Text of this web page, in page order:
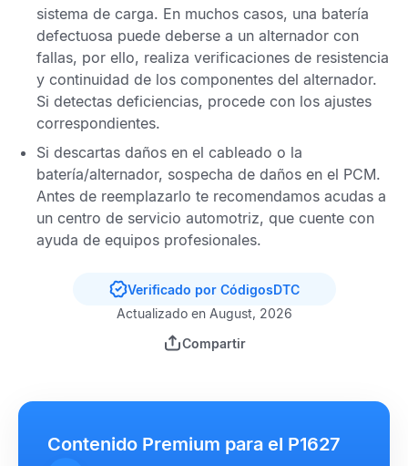
sistema de carga. En muchos casos, una batería
defectuosa puede deberse a un alternador con
fallas, por ello, realiza verificaciones de resistencia
y continuidad de los componentes del alternador.
Si detectas deficiencias, procede con los ajustes
correspondientes.
Si descartas daños en el cableado o la
batería/alternador, sospecha de daños en el PCM.
Antes de reemplazarlo te recomendamos acudas a
un centro de servicio automotriz, que cuente con
ayuda de equipos profesionales.
Verificado por CódigosDTC
Actualizado en August, 2026
Compartir
Contenido Premium para el P1627